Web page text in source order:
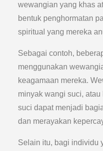
wewangian yang khas
bentuk penghormatan
spiritual yang mereka
Sebagai contoh,
menggunakan
keagamaan mereka.
minyak wangi suci,
suci dapat menjadi
dan merayakan
Selain itu, bagi individu